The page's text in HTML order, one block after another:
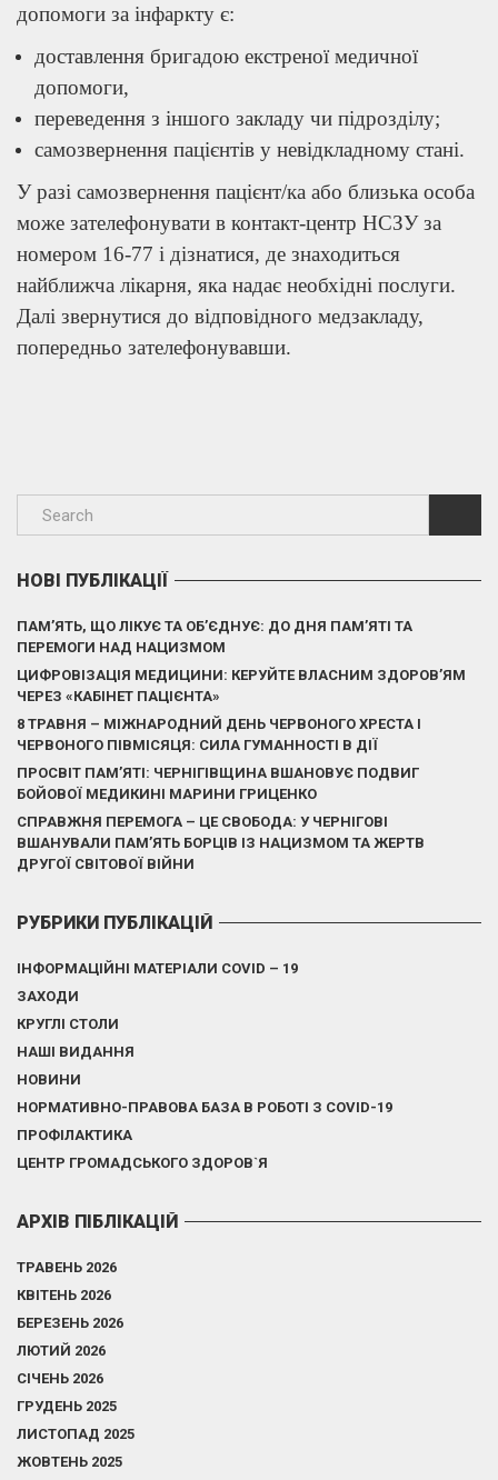
допомоги за інфаркту є:
доставлення бригадою екстреної медичної
допомоги,
переведення з іншого закладу чи підрозділу;
самозвернення пацієнтів у невідкладному стані.
У разі самозвернення пацієнт/ка або близька особа
може зателефонувати в контакт-центр НСЗУ за
номером 16-77 і дізнатися, де знаходиться
найближча лікарня, яка надає необхідні послуги.
Далі звернутися до відповідного медзакладу,
попередньо зателефонувавши.
НОВІ ПУБЛІКАЦІЇ
ПАМ’ЯТЬ, ЩО ЛІКУЄ ТА ОБ’ЄДНУЄ: ДО ДНЯ ПАМ’ЯТІ ТА
ПЕРЕМОГИ НАД НАЦИЗМОМ
ЦИФРОВІЗАЦІЯ МЕДИЦИНИ: КЕРУЙТЕ ВЛАСНИМ ЗДОРОВ’ЯМ
ЧЕРЕЗ «КАБІНЕТ ПАЦІЄНТА»
8 ТРАВНЯ – МІЖНАРОДНИЙ ДЕНЬ ЧЕРВОНОГО ХРЕСТА І
ЧЕРВОНОГО ПІВМІСЯЦЯ: СИЛА ГУМАННОСТІ В ДІЇ
ПРОСВІТ ПАМ’ЯТІ: ЧЕРНІГІВЩИНА ВШАНОВУЄ ПОДВИГ
БОЙОВОЇ МЕДИКИНІ МАРИНИ ГРИЦЕНКО
СПРАВЖНЯ ПЕРЕМОГА – ЦЕ СВОБОДА: У ЧЕРНІГОВІ
ВШАНУВАЛИ ПАМ’ЯТЬ БОРЦІВ ІЗ НАЦИЗМОМ ТА ЖЕРТВ
ДРУГОЇ СВІТОВОЇ ВІЙНИ
РУБРИКИ ПУБЛІКАЦІЙ
ІНФОРМАЦІЙНІ МАТЕРІАЛИ COVID – 19
ЗАХОДИ
КРУГЛІ СТОЛИ
НАШІ ВИДАННЯ
НОВИНИ
НОРМАТИВНО-ПРАВОВА БАЗА В РОБОТІ З COVID-19
ПРОФІЛАКТИКА
ЦЕНТР ГРОМАДСЬКОГО ЗДОРОВ`Я
АРХІВ ПІБЛІКАЦІЙ
ТРАВЕНЬ 2026
КВІТЕНЬ 2026
БЕРЕЗЕНЬ 2026
ЛЮТИЙ 2026
СІЧЕНЬ 2026
ГРУДЕНЬ 2025
ЛИСТОПАД 2025
ЖОВТЕНЬ 2025